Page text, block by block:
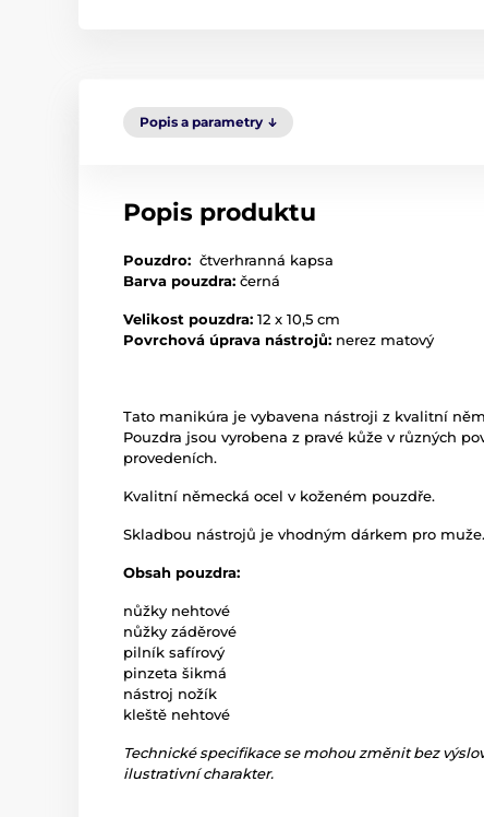
Popis a parametry
Popis produktu
Pouzdro: čtverhranná kapsa
Barva pouzdra: černá
Velikost pouzdra: 12 x 10,5 cm
Povrchová úprava nástrojů: nerez matový
Tato manikúra je vybavena nástroji z kvalitní
Pouzdra jsou vyrobena z pravé kůže v různých
provedeních.
Kvalitní německá ocel v koženém pouzdře.
Skladbou nástrojů je vhodným dárkem pro muže.
Obsah pouzdra:
nůžky nehtové
nůžky záděrové
pilník safírový
pinzeta šikmá
nástroj nožík
kleště nehtové
Technické specifikace se mohou změnit bez
ilustrativní charakter.